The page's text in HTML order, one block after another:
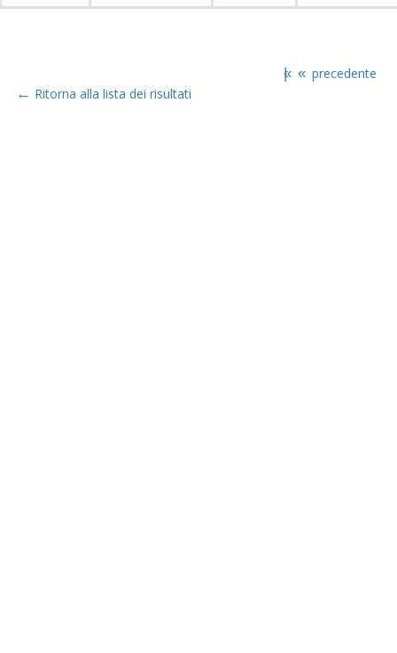
|« « precedente
← Ritorna alla lista dei risultati